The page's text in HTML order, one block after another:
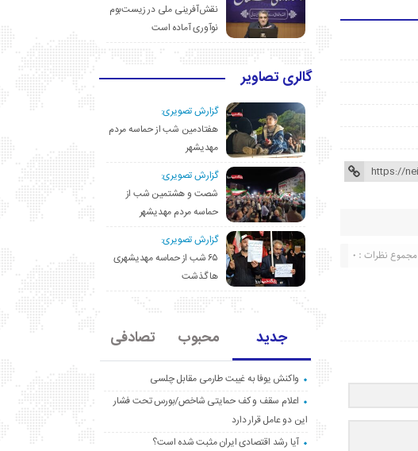
مجموع نظرات : 0
نقش‌آفرینی ملی در زیست‌بوم
نوآوری آماده است
گالری تصاویر
گزارش تصویری:
هفتادمین شب از حماسه مردم
مهدیشهر
گزارش تصویری:
شصت و هشتمین شب از
حماسه مردم مهدیشهر
گزارش تصویری:
۶۵ شب از حماسه مهدیشهری
ها گذشت
جدید محبوب تصادفی
واکنش یوفا به غیبت طارمی مقابل چلسی
اعلام سقف و کف حمایتی شاخص/بورس تحت فشار
این دو عامل قرار دارد
آیا رشد اقتصادی ایران مثبت شده است؟